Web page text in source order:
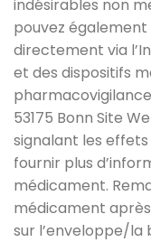
indésirables non
pouvez
directement via
et des dispositifs
53175 Bonn Site
signalant les effets
fournir plus
médicament.
médicament
sur l’enveloppe/la